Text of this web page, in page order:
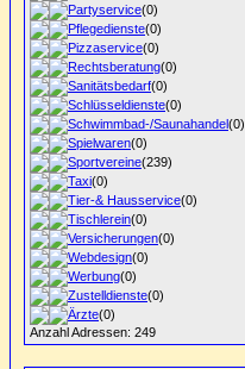
Partyservice(0)
Pflegedienste(0)
Pizzaservice(0)
Rechtsberatung(0)
Sanitätsbedarf(0)
Schlüsseldienste(0)
Schwimmbad-/Saunahandel(0)
Spielwaren(0)
Sportvereine(239)
Taxi(0)
Tier-& Hausservice(0)
Tischlerein(0)
Versicherungen(0)
Webdesign(0)
Werbung(0)
Zustelldienste(0)
Ärzte(0)
Anzahl Adressen: 249